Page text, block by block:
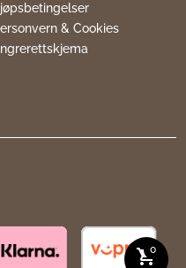
shopping_cart
0
& Cookies